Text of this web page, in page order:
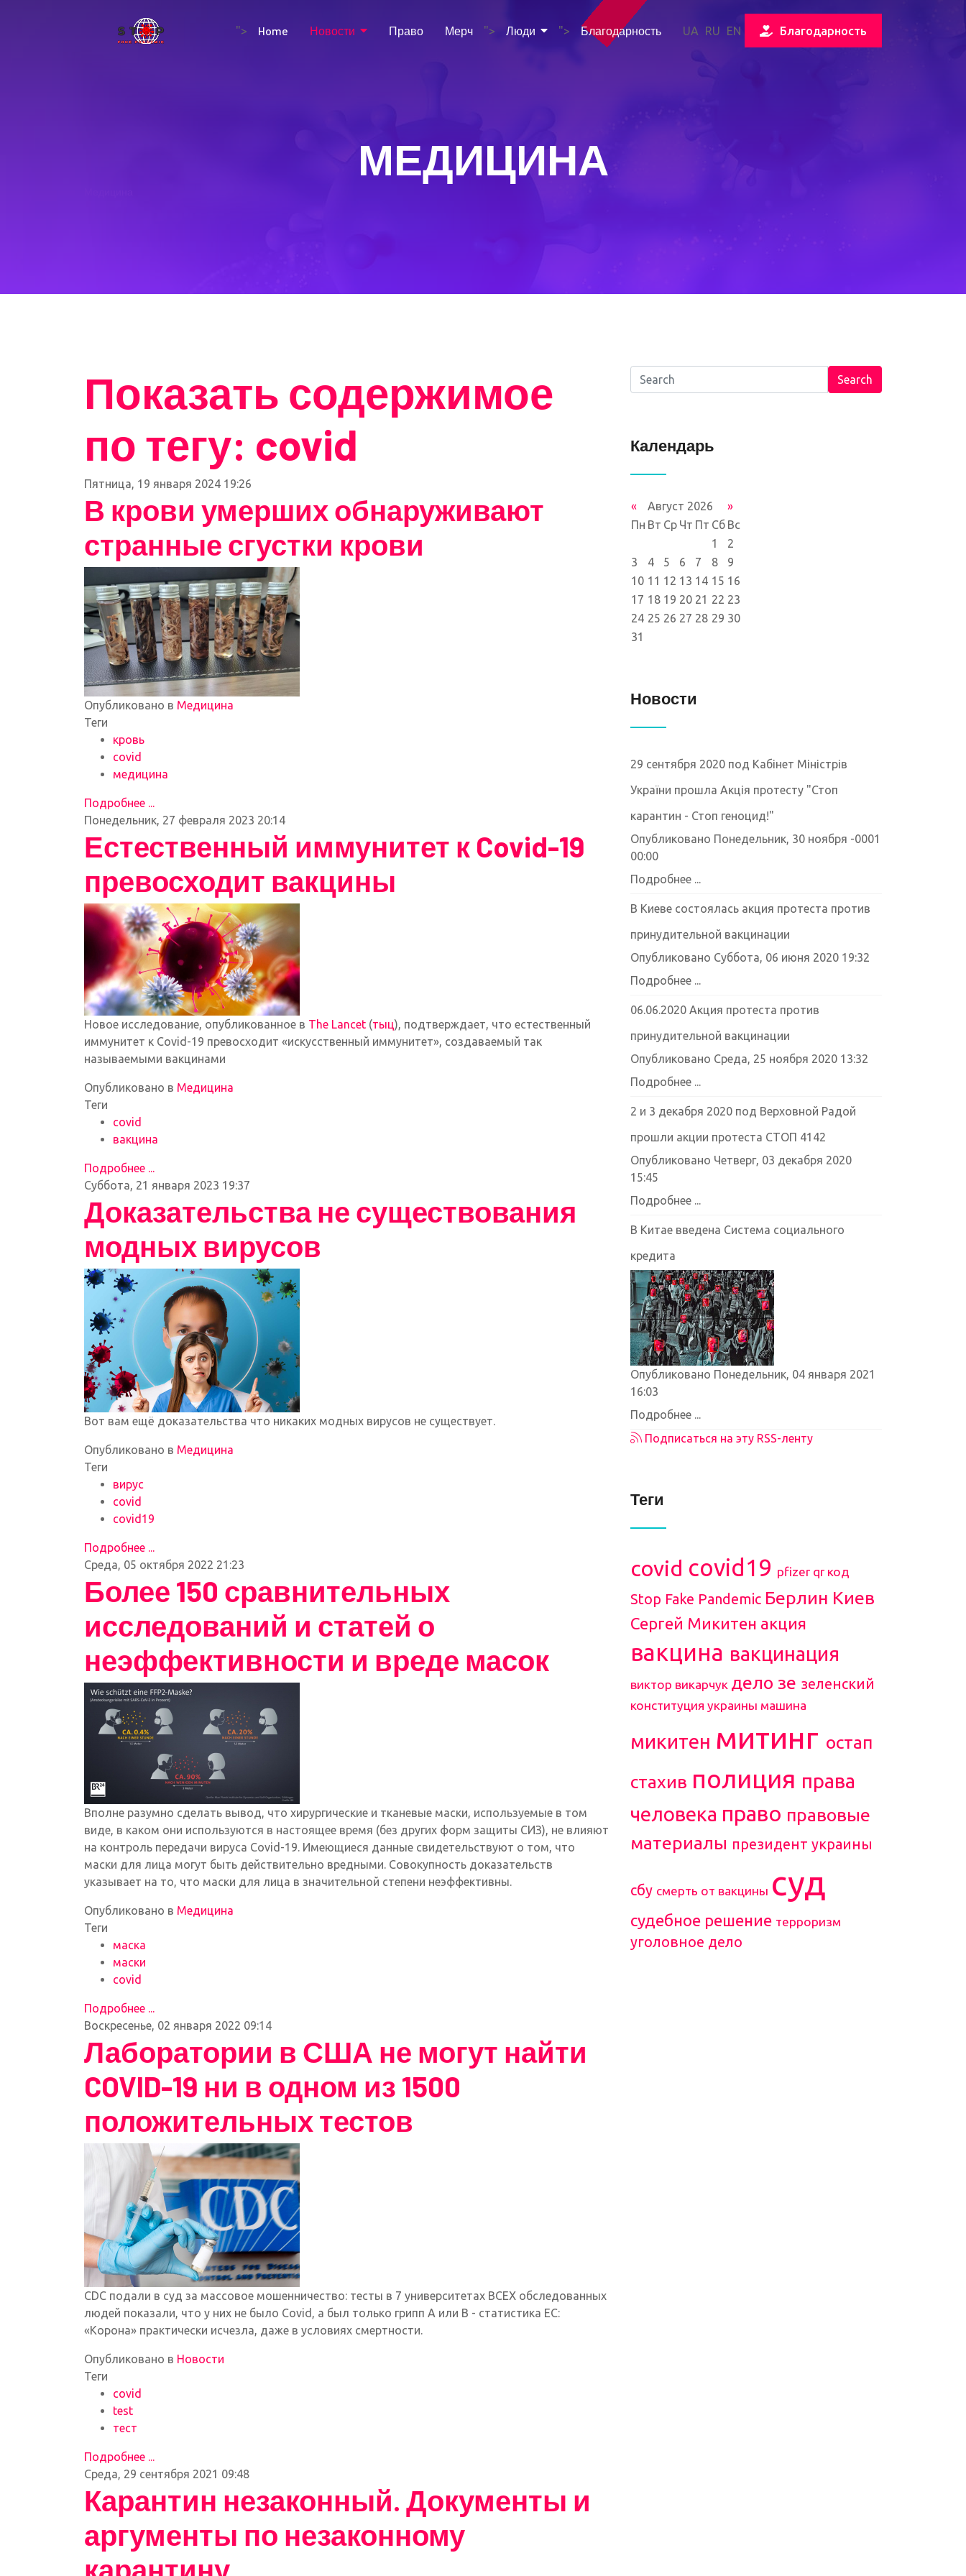
"> Home Новости Право Мерч "> Люди "> Благодарность UA RU EN Благодарность
МЕДИЦИНА
Показать содержимое
по тегу: covid
Пятница, 19 января 2024 19:26
В крови умерших обнаруживают
странные сгустки крови
Опубликовано в Медицина
Теги
кровь
covid
медицина
Подробнее ...
Понедельник, 27 февраля 2023 20:14
Естественный иммунитет к Covid-19
превосходит вакцины
Новое исследование, опубликованное в The Lancet (тыц), подтверждает, что естественный
иммунитет к Covid-19 превосходит «искусственный иммунитет», создаваемый так
называемыми вакцинами
Опубликовано в Медицина
Теги
covid
вакцина
Подробнее ...
Суббота, 21 января 2023 19:37
Доказательства не существования
модных вирусов
Вот вам ещё доказательства что никаких модных вирусов не существует.
Опубликовано в Медицина
Теги
вирус
covid
covid19
Подробнее ...
Среда, 05 октября 2022 21:23
Более 150 сравнительных
исследований и статей о
неэффективности и вреде масок
Вполне разумно сделать вывод, что хирургические и тканевые маски, используемые в том
виде, в каком они используются в настоящее время (без других форм защиты СИЗ), не влияют
на контроль передачи вируса Covid-19. Имеющиеся данные свидетельствуют о том, что
маски для лица могут быть действительно вредными. Совокупность доказательств
указывает на то, что маски для лица в значительной степени неэффективны.
Опубликовано в Медицина
Теги
маска
маски
covid
Подробнее ...
Воскресенье, 02 января 2022 09:14
Лаборатории в США не могут найти
COVID-19 ни в одном из 1500
положительных тестов
CDC подали в суд за массовое мошенничество: тесты в 7 университетах ВСЕХ обследованных
людей показали, что у них не было Covid, а был только грипп A или B - статистика ЕС:
«Корона» практически исчезла, даже в условиях смертности.
Опубликовано в Новости
Теги
covid
test
тест
Подробнее ...
Среда, 29 сентября 2021 09:48
Карантин незаконный. Документы и
аргументы по незаконному
карантину.
Search
Календарь
« Август 2026
»
Пн Вт Ср Чт Пт Сб Вс
1
2
3
4 5 6 7 8
9
10 11 12 13 14 15 16
17 18 19 20 21 22 23
24 25 26 27 28 29 30
31
Новости
29 сентября 2020 под Кабінет Міністрів
України прошла Акція протесту "Стоп
карантин - Стоп геноцид!"
Опубликовано Понедельник, 30 ноября -0001
00:00
Подробнее ...
В Киеве состоялась акция протеста против
принудительной вакцинации
Опубликовано Суббота, 06 июня 2020 19:32
Подробнее ...
06.06.2020 Акция протеста против
принудительной вакцинации
Опубликовано Среда, 25 ноября 2020 13:32
Подробнее ...
2 и 3 декабря 2020 под Верховной Радой
прошли акции протеста СТОП 4142
Опубликовано Четверг, 03 декабря 2020
15:45
Подробнее ...
В Китае введена Система социального
кредита
Опубликовано Понедельник, 04 января 2021
16:03
Подробнее ...
Подписаться на эту RSS-ленту
Теги
covid covid19 pfizer qr код
Stop Fake Pandemic Берлин Киев
Сергей Микитен акция
вакцина вакцинация
виктор викарчук дело зе зеленский
конституция украины машина
микитен митинг остап
стахив полиция права
человека право правовые
материалы президент украины
сбу смерть от вакцины суд
судебное решение терроризм
уголовное дело